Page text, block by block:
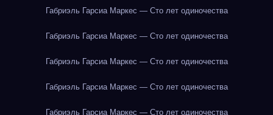
Габриэль Гарсиа Маркес — Сто лет одиночества
Габриэль Гарсиа Маркес — Сто лет одиночества
Габриэль Гарсиа Маркес — Сто лет одиночества
Габриэль Гарсиа Маркес — Сто лет одиночества
Габриэль Гарсиа Маркес — Сто лет одиночества